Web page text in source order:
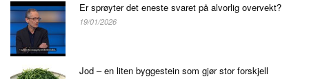
Er sprøyter det eneste svaret på alvorlig overvekt?
19/01/2026
Jod – en liten byggestein som gjør stor forskjell